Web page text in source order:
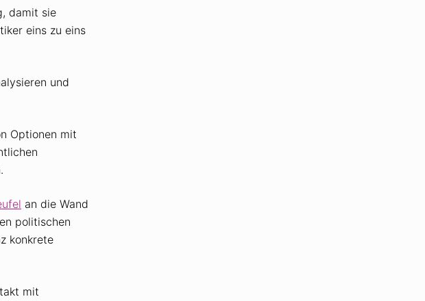
damit sie
eins zu eins
und
Optionen mit
an die Wand
politischen
konkrete
mit